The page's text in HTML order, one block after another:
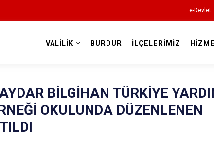
e-Devlet
VALİLİK BURDUR İLÇELERİMİZ
BİLGİHAN TÜRKİYE
OKULUNDA DÜZENLENEN